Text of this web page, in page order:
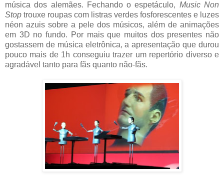
música dos alemães. Fechando o espetáculo, Music Non
Stop trouxe roupas com listras verdes fosforescentes e luzes
néon azuis sobre a pele dos músicos, além de animações
em 3D no fundo. Por mais que muitos dos presentes não
gostassem de música eletrônica, a apresentação que durou
pouco mais de 1h conseguiu trazer um repertório diverso e
agradável tanto para fãs quanto não-fãs.